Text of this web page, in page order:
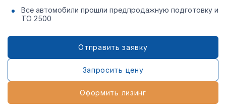
Все автомобили прошли предпродажную подготовку и
ТО 2500
Отправить заявку
Запросить цену
Оформить лизинг